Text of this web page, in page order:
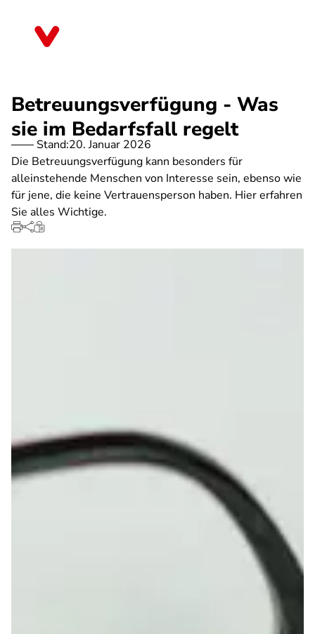
Betreuungsverfügung - Was
sie im Bedarfsfall regelt
Stand:20. Januar 2026
Die Betreuungsverfügung kann besonders für
alleinstehende Menschen von Interesse sein, ebenso wie
für jene, die keine Vertrauensperson haben. Hier erfahren
Sie alles Wichtige.